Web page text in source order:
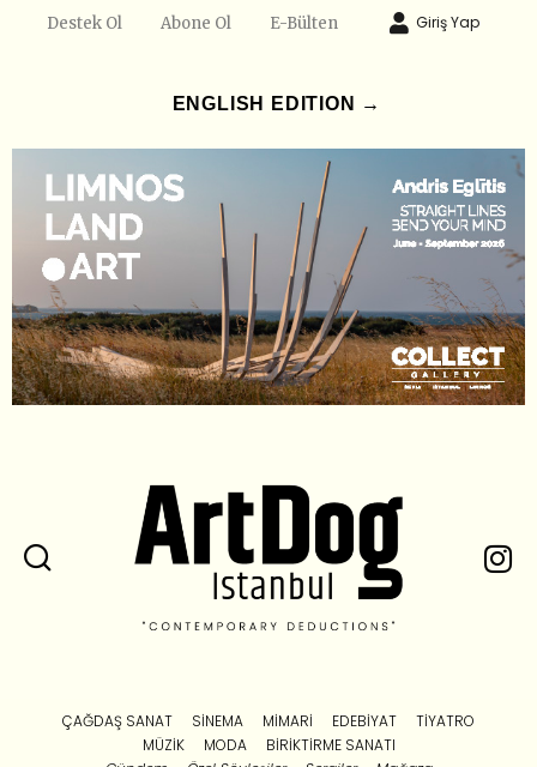
Destek Ol Abone Ol E-Bülten Giriş Yap
ENGLISH EDITION →
ÇAĞDAŞ SANAT SINEMA MIMARI EDEBIYAT
TIYATRO
MÜZIK
MODA
BIRIKTIRME SANATI